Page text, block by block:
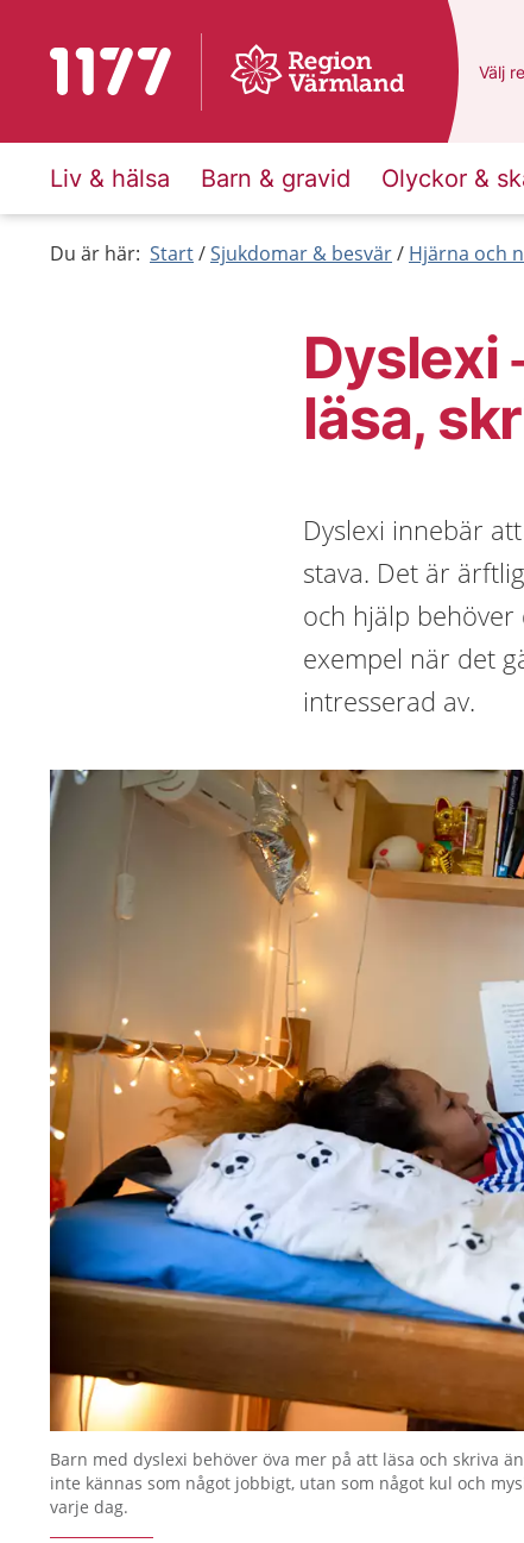
Till startsidan för 1177 Du
Välj
Liv & hälsa Barn & gravid Olyckor &
Du är här: Start Sjukdomar & besvär Hjärna och
Dyslexi
läsa,
Dyslexi innebär
stava. Det är
och hjälp
exempel när det
intresserad av.
Barn med dyslexi behöver öva mer på att läsa och skriva
inte kännas som något jobbigt, utan som något kul och
varje dag.